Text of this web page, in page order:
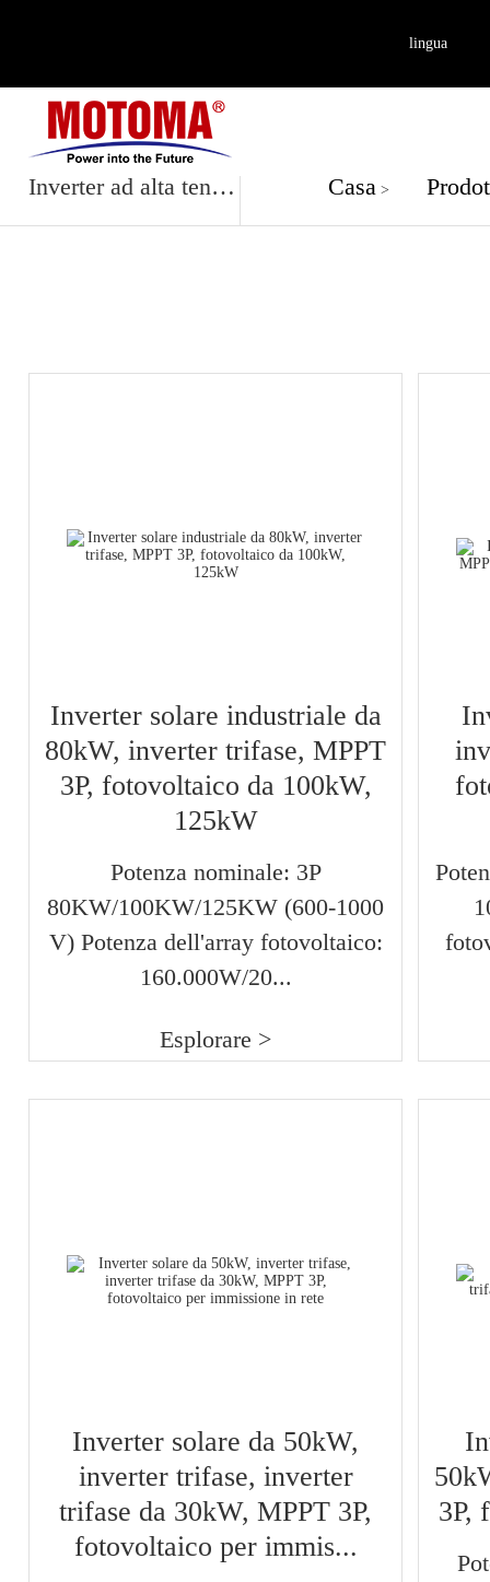
lingua
Inverter ad alta tensione trifase 3P Casa >
Inverter solare industriale da
80kW, inverter trifase, MPPT
3P, fotovoltaico da 100kW,
125kW
Potenza nominale: 3P
80KW/100KW/125KW (600-1000
V) Potenza dell'array fotovoltaico:
160.000W/20...
Esplorare >
Inverter solare da 50kW,
inverter trifase, inverter
trifase da 30kW, MPPT 3P,
fotovoltaico per immis...
3P,